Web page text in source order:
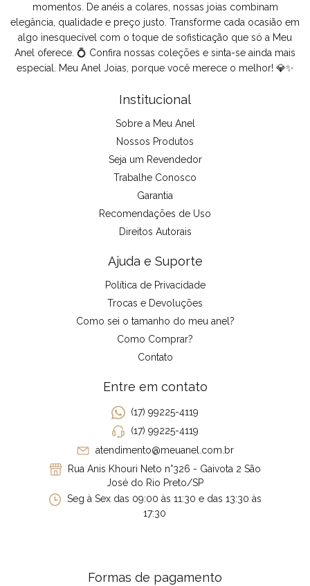
momentos. De anéis a colares, nossas joias combinam
elegância, qualidade e preço justo. Transforme cada ocasião em
algo inesquecível com o toque de sofisticação que só a Meu
Anel oferece. 💍 Confira nossas coleções e sinta-se ainda mais
especial. Meu Anel Joias, porque você merece o melhor! 💎✨
Institucional
Sobre a Meu Anel
Nossos Produtos
Seja um Revendedor
Trabalhe Conosco
Garantia
Recomendações de Uso
Direitos Autorais
Ajuda e Suporte
Política de Privacidade
Trocas e Devoluções
Como sei o tamanho do meu anel?
Como Comprar?
Contato
Entre em contato
(17) 99225-4119
(17) 99225-4119
atendimento@meuanel.com.br
Rua Anis Khouri Neto n°326 - Gaivota 2 São
José do Rio Preto/SP
Seg à Sex das 09:00 às 11:30 e das 13:30 às
17:30
Formas de pagamento